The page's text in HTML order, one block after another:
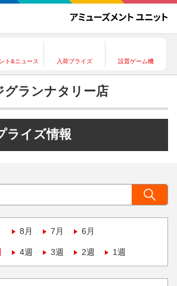
ト&ニュース 入荷プライズ 設置ゲーム機
ランナタリー店
ライズ情報
8月 7月 6月
4週 3週 2週 1週